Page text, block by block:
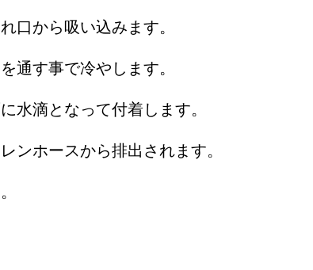
口から吸い込みます。
通す事で冷やします。
水滴となって付着します。
ンホースから排出されます。